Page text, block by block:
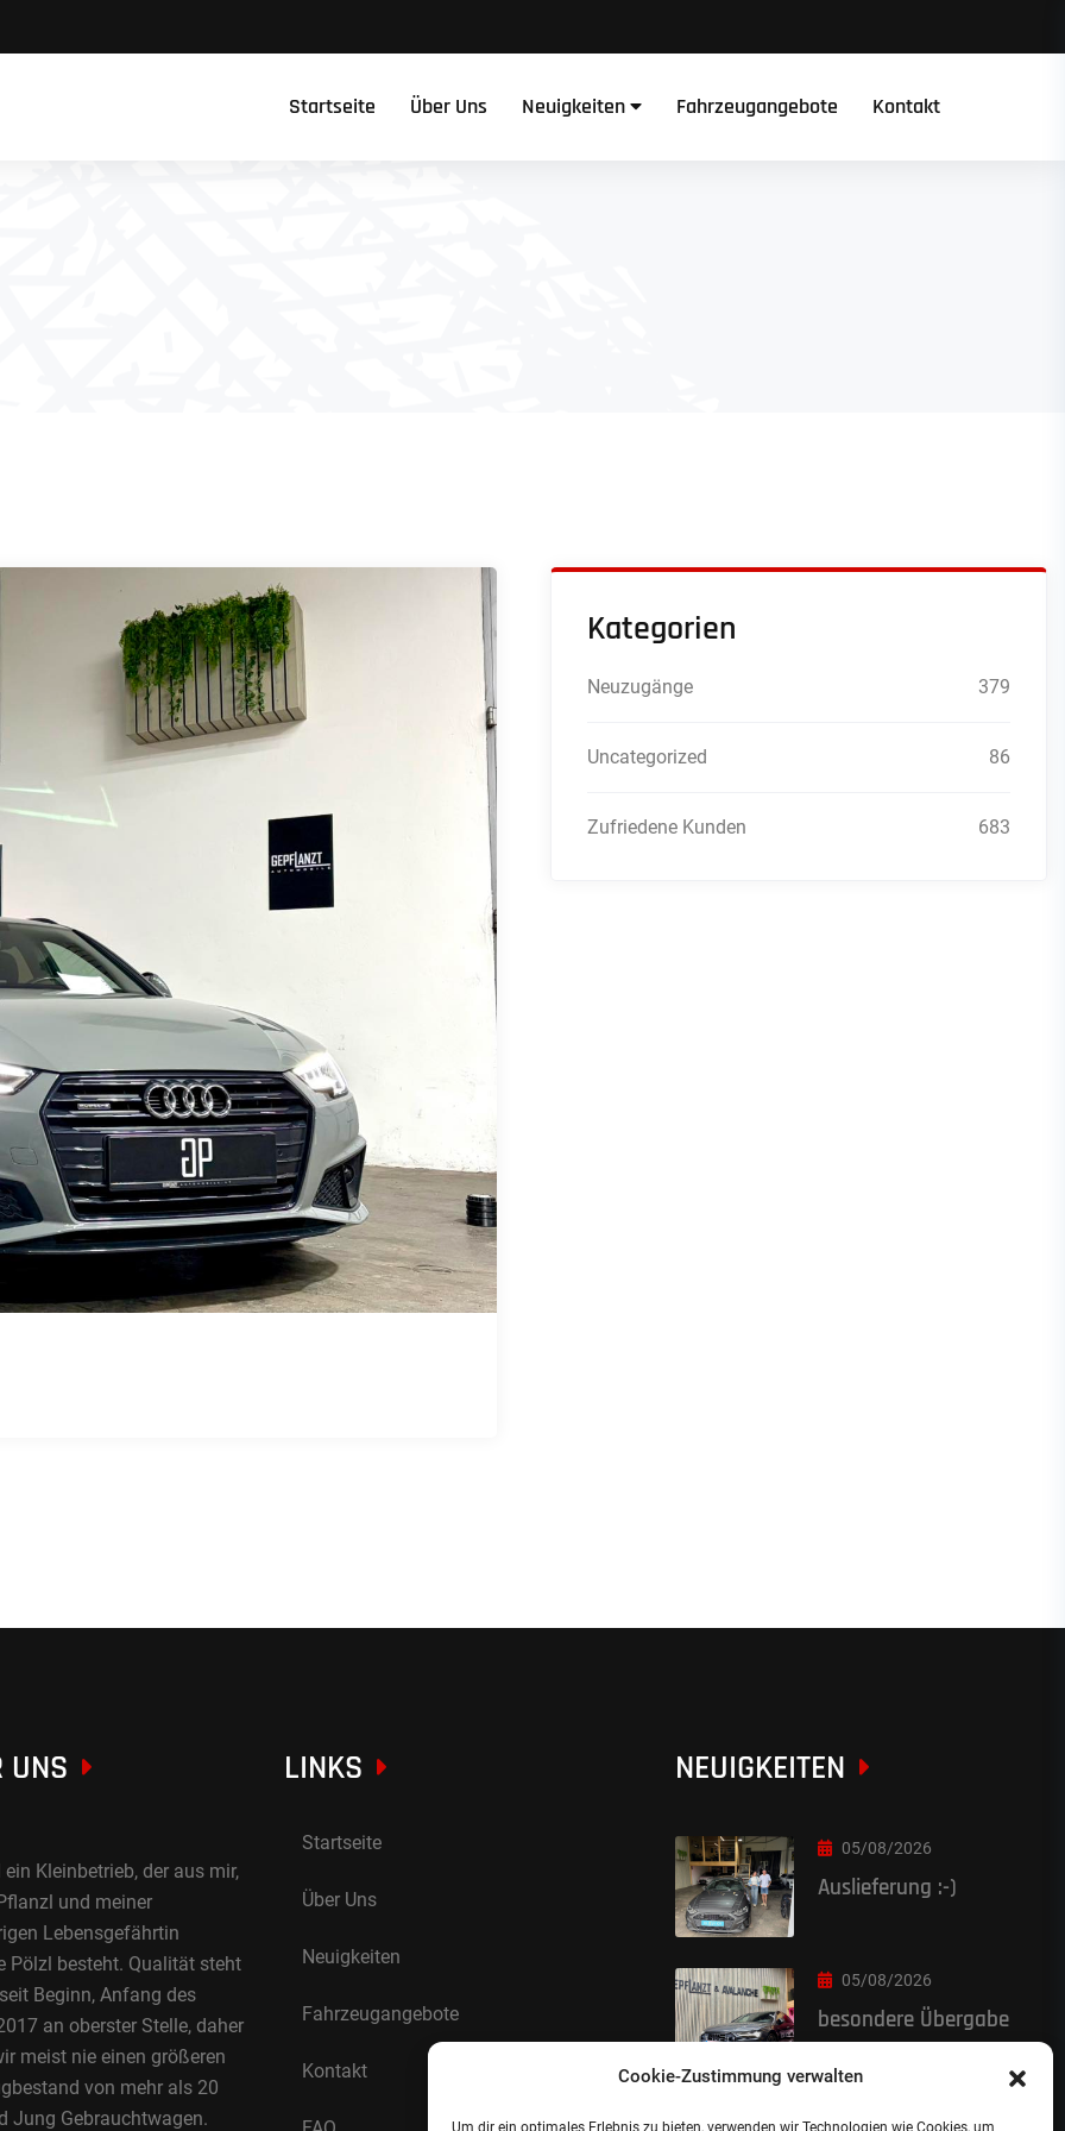
Cookie-Zustimmung verwalten
Um dir ein optimales Erlebnis zu bieten, verwenden wir Technologien wie Cookies, um
Startseite Über Uns Neuigkeiten Fahrzeugangebote Kontakt
Kategorien
Neuzugänge 379
Uncategorized 86
Zufriedene Kunden 683
UNS
Kleinbetrieb, der aus mir,
und meiner
Lebensgefährtin
Pölzl besteht. Qualität steht
Beginn, Anfang des
an oberster Stelle, daher
meist nie einen größeren
von mehr als 20
Jung Gebrauchtwagen.
LINKS
Startseite
Über Uns
Neuigkeiten
Fahrzeugangebote
Kontakt
NEUIGKEITEN
05/08/2026
Auslieferung :-)
05/08/2026
besondere Übergabe